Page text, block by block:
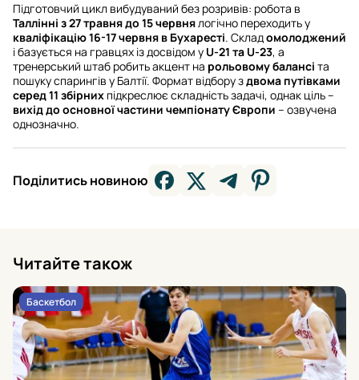
Підготовчий цикл вибудуваний без розривів: робота в
Таллінні з 27 травня до 15 червнялогічно переходить у
кваліфікацію 16-17 червня в Бухаресті. Складомолоджений
і базується на гравцях із досвідом у U-21 та U-23, а
тренерський штаб робить акцент на рольовому балансі та
пошуку спарингів у Балтії. Формат відбору здвома путівками
серед 11 збірних підкреслює складність задачі, однак ціль –
вихід до основної частини чемпіонату Європи – озвучена
однозначно.
Поділитись новиною
Читайте також
Баскетбол